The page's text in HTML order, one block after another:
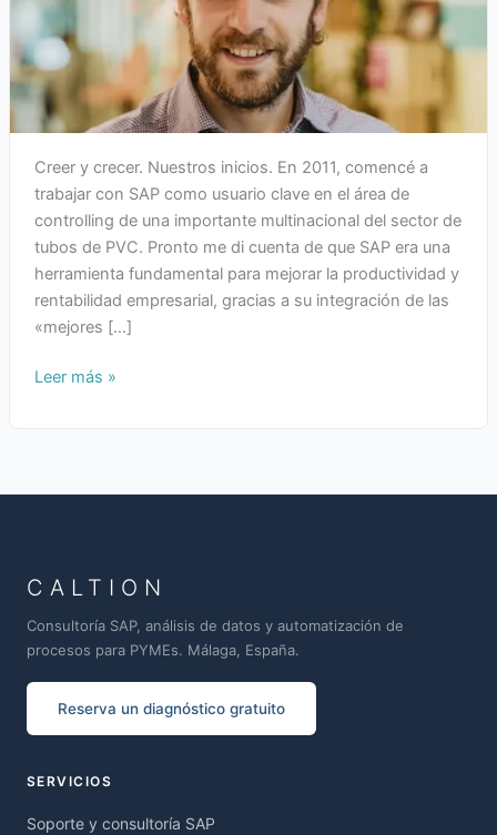
Creer y crecer. Nuestros inicios. En 2011, comencé a
trabajar con SAP como usuario clave en el área de
controlling de una importante multinacional del sector de
tubos de PVC. Pronto me di cuenta de que SAP era una
herramienta fundamental para mejorar la productividad y
rentabilidad empresarial, gracias a su integración de las
«mejores […]
Leer más »
CALTION
Consultoría SAP, análisis de datos y automatización de
procesos para PYMEs. Málaga, España.
Reserva un diagnóstico gratuito
SERVICIOS
Soporte y consultoría SAP